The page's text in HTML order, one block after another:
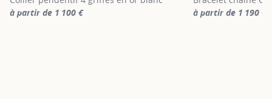
à partir de 1 100 €
à partir de 1 190 €